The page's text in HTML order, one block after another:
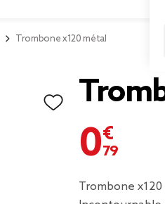
Trombone x120 métal
0,79 €
Trombone